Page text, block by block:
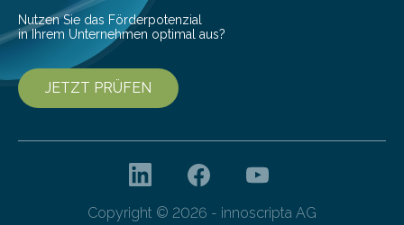
Nutzen Sie das Förderpotenzial
in Ihrem Unternehmen optimal aus?
JETZT PRÜFEN
Copyright © 2026 - innoscripta AG